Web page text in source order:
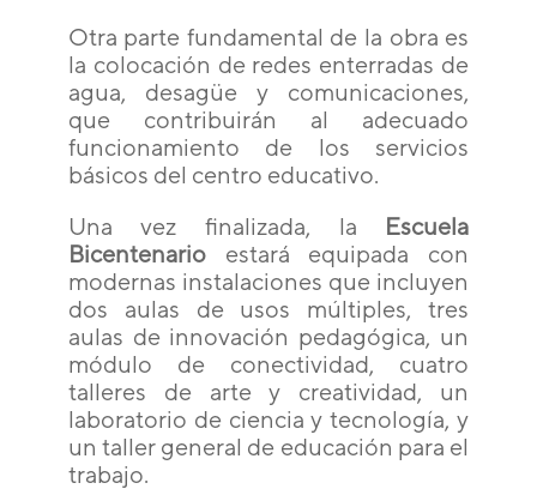
Otra parte fundamental de la obra es
la colocación de redes enterradas de
agua, desagüe y comunicaciones,
que contribuirán al adecuado
funcionamiento de los servicios
básicos del centro educativo.
Una vez finalizada, la Escuela
Bicentenarioestará equipada con
modernas instalaciones que incluyen
dos aulas de usos múltiples, tres
aulas de innovación pedagógica, un
módulo de conectividad, cuatro
talleres de arte y creatividad, un
laboratorio de ciencia y tecnología, y
un taller general de educación para el
trabajo.